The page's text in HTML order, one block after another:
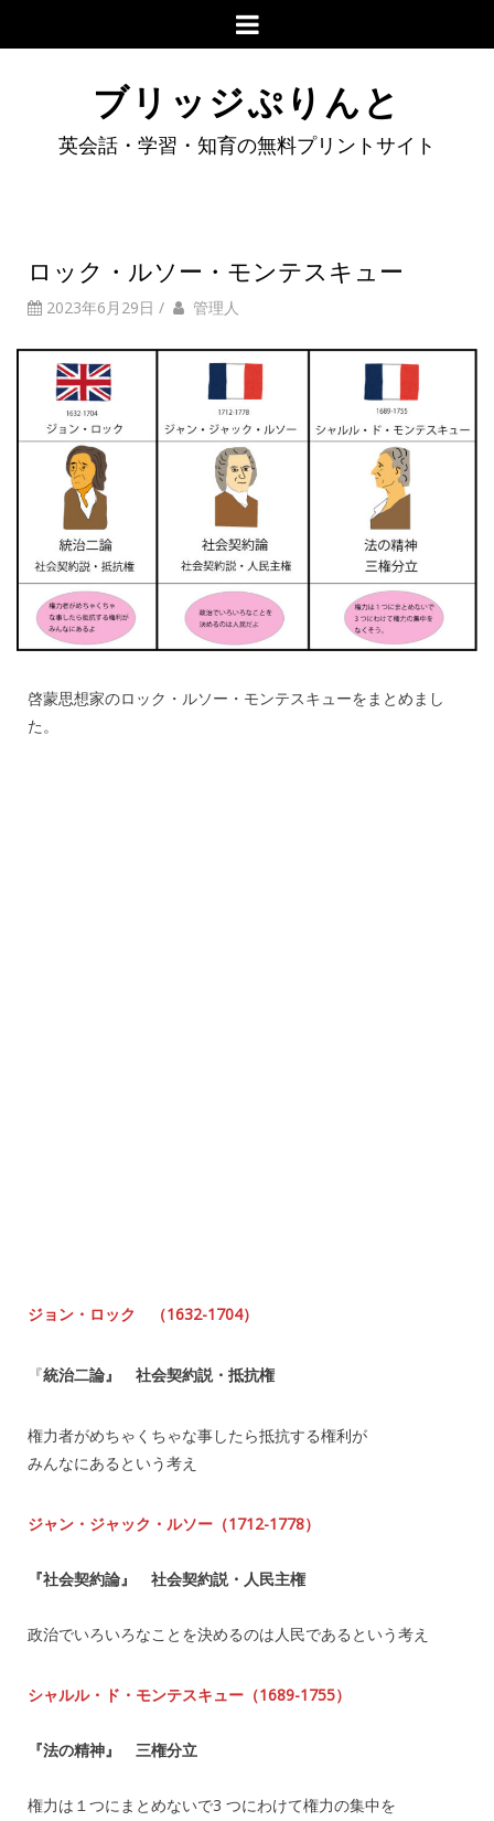
ブリッジぷりんと
英会話・学習・知育の無料プリントサイト
ロック・ルソー・モンテスキュー
2023年6月29日 / 管理人
啓蒙思想家のロック・ルソー・モンテスキューをまとめまし
た。
ジョン・ロック （1632-1704）
『統治二論』 社会契約説・抵抗権
権力者がめちゃくちゃな事したら抵抗する権利が
みんなにあるという考え
ジャン・ジャック・ルソー（1712-1778）
『社会契約論』 社会契約説・人民主権
政治でいろいろなことを決めるのは人民であるという考え
シャルル・ド・モンテスキュー（1689-1755）
『法の精神』 三権分立
権力は１つにまとめないで3 つにわけて権力の集中を